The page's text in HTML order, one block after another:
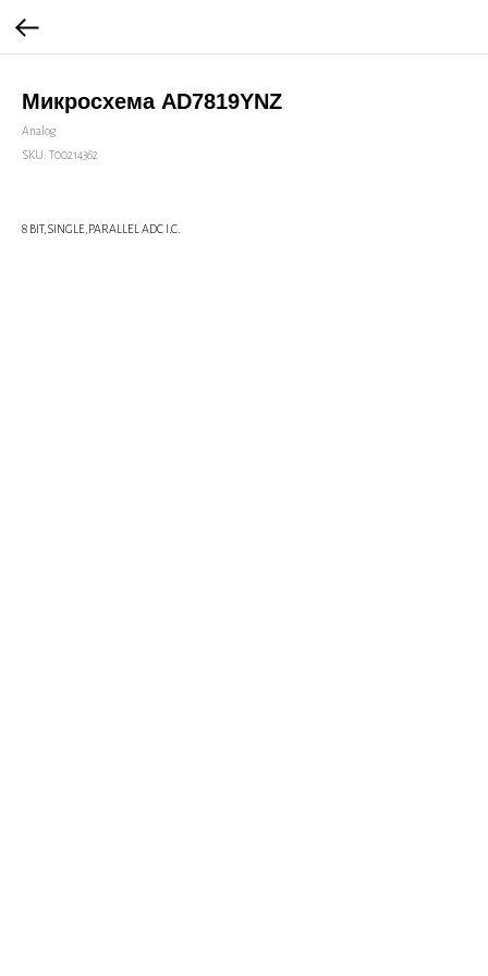
Микросхема AD7819YNZ
Analog
SKU: Т00214362
8 BIT,SINGLE,PARALLEL ADC I.C.